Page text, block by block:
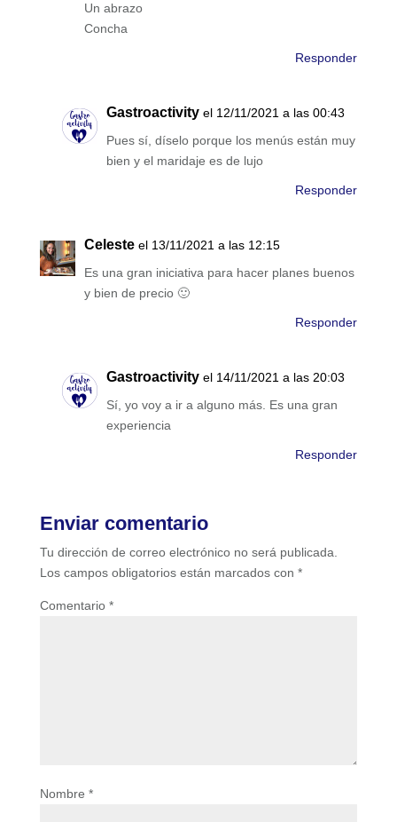
Un abrazo
Concha
Responder
Gastroactivity el 12/11/2021 a las 00:43
Pues sí, díselo porque los menús están muy
bien y el maridaje es de lujo
Responder
Celeste el 13/11/2021 a las 12:15
Es una gran iniciativa para hacer planes buenos
y bien de precio 🙂
Responder
Gastroactivity el 14/11/2021 a las 20:03
Sí, yo voy a ir a alguno más. Es una gran
experiencia
Responder
Enviar comentario
Tu dirección de correo electrónico no será publicada.
Los campos obligatorios están marcados con *
Comentario *
Nombre *